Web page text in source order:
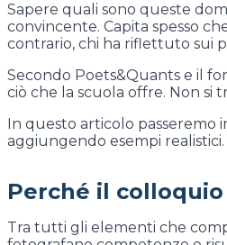
Sapere quali sono queste
convincente. Capita spesso
contrario, chi ha riflettuto sui
Secondo Poets&Quants e il
ciò che la scuola offre. Non si
In questo articolo
aggiungendo esempi
Perché il colloquio
Tra tutti gli elementi che